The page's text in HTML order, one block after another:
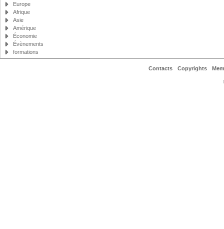
Europe
Afrique
Asie
Amérique
Économie
Évènements
formations
Contacts Copyrights